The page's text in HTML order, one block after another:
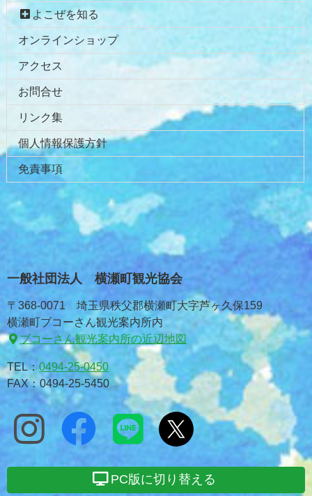
よこぜを知る
オンラインショップ
アクセス
お問合せ
リンク集
個人情報保護方針
免責事項
一般社団法人 横瀬町観光協会
〒368-0071 埼玉県秩父郡横瀬町大字芦ヶ久保159
横瀬町ブコーさん観光案内所内
ブコーさん観光案内所の近辺地図
TEL：0494-25-0450
FAX：0494-25-5450
PC版に切り替える